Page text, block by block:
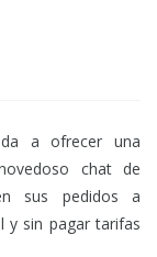
a ofrecer una
chat de
sus pedidos a
y sin pagar tarifas